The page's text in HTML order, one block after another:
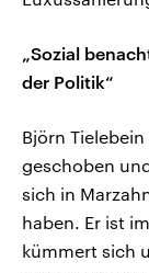
„Sozial
der Politik“
Björn
geschoben
sich in
haben. Er ist
kümmert sich